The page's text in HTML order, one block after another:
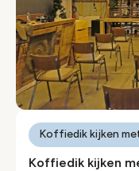
Koffiedik kijken
Koffiedik kijken